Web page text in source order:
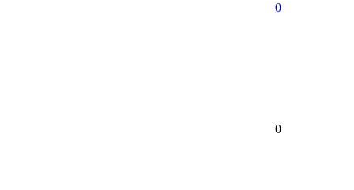
0
0